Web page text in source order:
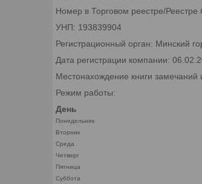
Номер в Торговом реестре/Реестре
УНП: 193839904
Регистрационный орган: Минский
Дата регистрации компании:
Местонахождение книги
Режим работы:
День
Понедельник
Вторник
Среда
Четверг
Пятница
Суббота